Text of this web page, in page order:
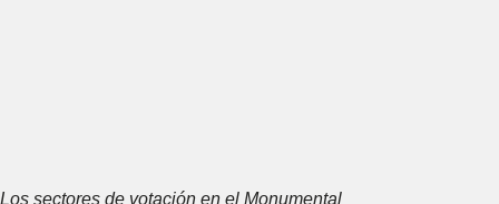
Los sectores de votación en el Monumental